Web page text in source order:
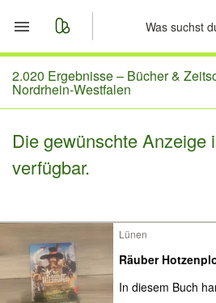
Start
Merkliste
Nachrichten
2.020 Ergebnisse – Bücher &
Nordrhein-Westfalen
Die gewünschte Anzeige
verfügbar.
Lünen
Räuber
In diesem Buch